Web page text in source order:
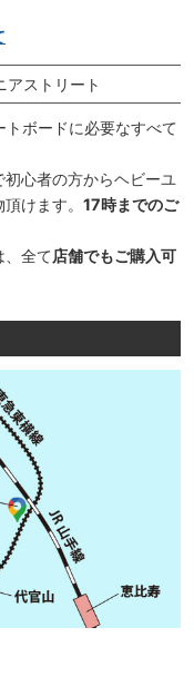
アストリート
トボードに必要なすべて
心者の方からヘビーユ
けます。 17時までのご
、全て店舗でもご購入可